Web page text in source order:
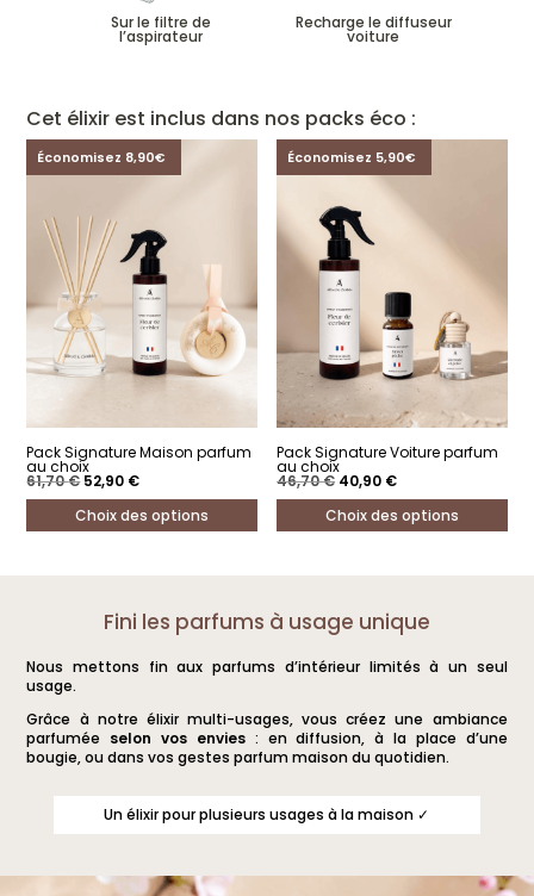
Sur le filtre de
l’aspirateur
Recharge le diffuseur
voiture
Cet élixir est inclus dans nos packs éco :
Économisez 8,90€
Pack Signature Maison parfum
au choix
61,70€ Le
prix
initial
était :
61,70 €.
52,90 €Le
actuel
est :
52,90 €.
Choix des options
variations.
options
peuvent
Économisez 5,90€
Pack Signature Voiture parfum
au choix
46,70€ Le
prix
initial
était :
46,70 €.
40,90 €Le
actuel
est :
40,90 €.
Choix des options
plusieurs
variations.
options
peuvent
choisies
Fini les parfums à usage unique
Nous mettons fin aux parfums d’intérieur limités à un seul
usage.
Grâce à notre élixir multi-usages, vous créez une ambiance
parfumée selon vos envies: en diffusion, à la place d’une
bougie, ou dans vos gestes parfum maison du quotidien.
Un élixir pour plusieurs usages à la maison ✓